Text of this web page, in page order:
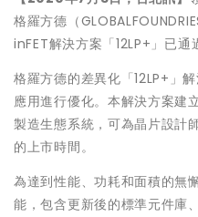
格羅方德（
inFET解決方案「12LP+」已通
格羅方德的差異化「12LP+」
應用進行優化。本解決方案建
製造生態系統，可為晶片設計
的上市時間。
為達到性能、功耗和面積的無
能，包含更新後的標準元件庫